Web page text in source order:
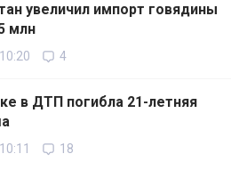
увеличил импорт говядины
млн
4
в ДТП погибла 21-летняя
18